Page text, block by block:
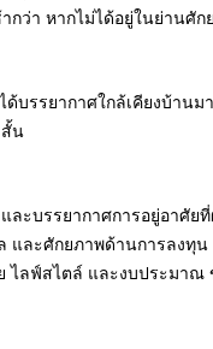
กว่า หากไม่ได้อยู่ในย่านศัก
บรรยากาศใกล้เคียงบ้าน
สั้น
ะบรรยากาศการอยู่อาศัย
และศักยภาพด้านการลงทุน
ไลฟ์สไตล์ และงบประมาณ